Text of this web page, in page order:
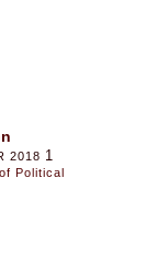
2018 1
Political